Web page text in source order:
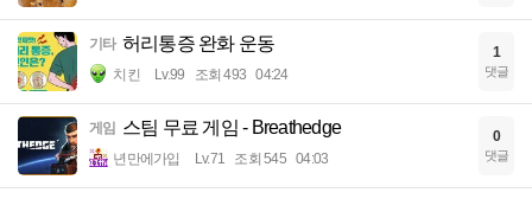
기타 허리통증 완화 운동
치킨 Lv.99 조회 493 04:24
1
댓글
게임 스팀 무료 게임 - Breathedge
년만에가입 Lv.71 조회 545 04:03
0
댓글